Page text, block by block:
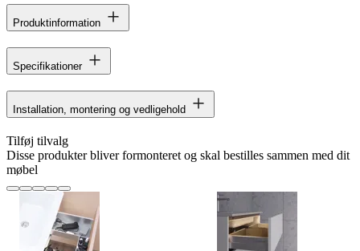
Produktinformation
Specifikationer
Installation, montering og vedligehold
Tilføj tilvalg
Disse produkter bliver formonteret og skal bestilles sammen med dit
møbel